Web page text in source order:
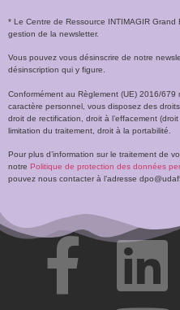
* Le Centre de Ressource INTIMAGIR
gestion de la newsletter.
Vous pouvez vous désinscrire de notre
désinscription qui y figure.
Conformément au Règlement (UE) 2016/
caractère personnel, vous disposez des
droit de rectification, droit à l’effacement
limitation du traitement, droit à la portabilité.
Pour plus d’information sur le traitement de
notre Politique de protection des données
pouvez nous contacter à l’adresse